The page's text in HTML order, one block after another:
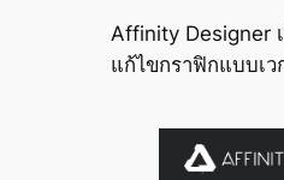
Affinity Designer
แก้ไขกราฟิกแบบเว